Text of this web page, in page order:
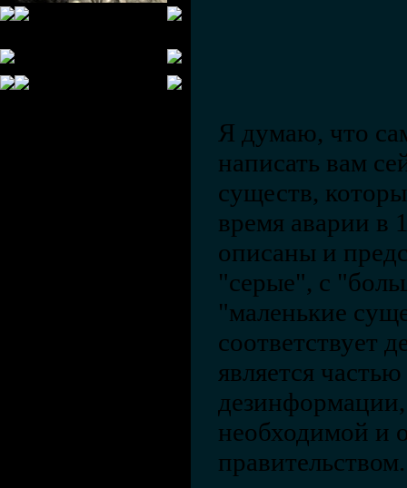
Я думаю, что
написать вам
существ,
время аварии в
описаны и
"серые", с
"маленькие
соответствует
является
необходимой и
правительством.